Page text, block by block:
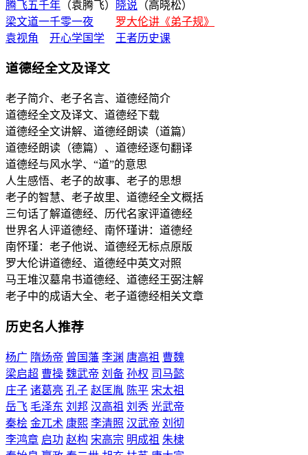
腾飞五千年 （袁腾飞） 晓说 （高晓松）
梁文道一千零一夜
罗大伦讲《弟子规》
袁视角
开心学国学 王者历史课
道德经全文及译文
老子简介、老子名言、道德经简介
道德经全文及译文、道德经下载
道德经全文讲解、道德经朗读（道篇）
道德经朗读（德篇）、道德经逐句翻译
道德经与风水学、“道”的意思
人生感悟、老子的故事、老子的思想
老子的智慧、老子故里、道德经全文概括
三句话了解道德经、历代名家评道德经
世界名人评道德经、南怀瑾讲：道德经
南怀瑾：老子他说、道德经无标点原版
罗大伦讲道德经、道德经中英文对照
马王堆汉墓帛书道德经、道德经王弼注解
老子中的成语大全、老子道德经相关文章
历史名人推荐
杨广 隋炀帝 曾国藩 李渊 唐高祖 曹魏
梁启超 曹操 魏武帝 刘备 孙权 司马懿
庄子 诸葛亮 孔子 赵匡胤 陈平 宋太祖
岳飞 毛泽东 刘邦 汉高祖 刘秀 光武帝
秦桧 金兀术 康熙 李清照 汉武帝 刘彻
李鸿章 启功 赵构 宋高宗 明成祖 朱棣